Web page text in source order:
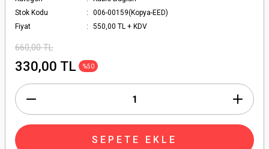
Stok Kodu
006-00159(Kopya-EED)
Fiyat
550,00 TL + KDV
660,00 TL
330,00 TL %50
SEPETE EKLE